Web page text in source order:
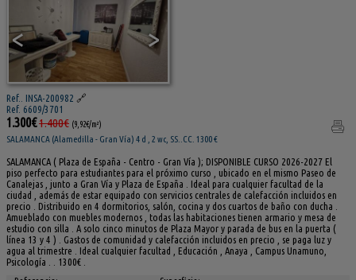
< >
Ref.. INSA-200982 🔗
Ref. 6609/3701
1.300€1.400€ (9,92€/m²)
SALAMANCA (Alamedilla - Gran Vía) 4 d , 2 wc, SS..CC. 1300 €
SALAMANCA ( Plaza de España - Centro - Gran Vía ); DISPONIBLE CURSO 2026-2027 El
piso perfecto para estudiantes para el próximo curso , ubicado en el mismo Paseo de
Canalejas , junto a Gran Vía y Plaza de España . Ideal para cualquier facultad de la
ciudad , además de estar equipado con servicios centrales de calefacción incluidos en
precio . Distribuido en 4 dormitorios, salón, cocina y dos cuartos de baño con ducha .
Amueblado con muebles modernos , todas las habitaciones tienen armario y mesa de
estudio con silla . A solo cinco minutos de Plaza Mayor y parada de bus en la puerta (
línea 13 y 4 ) . Gastos de comunidad y calefacción incluidos en precio , se paga luz y
agua al trimestre . Ideal cualquier facultad , Educación , Anaya , Campus Unamuno,
Psicología . . 1300€ .